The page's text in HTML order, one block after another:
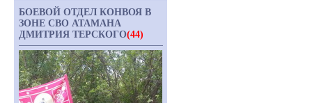
БОЕВОЙ ОТДЕЛ КОНВОЯ В
ЗОНЕ СВО АТАМАНА
ДМИТРИЯ ТЕРСКОГО(44)